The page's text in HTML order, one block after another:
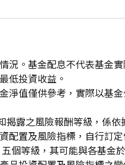
況。基金配息不代表基金
低投資收益。
淨值僅供參考，實際以基
露之風險報酬等級，係
配置及風險指標，自行訂
五個等級，其可能與各基